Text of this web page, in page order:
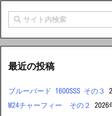
最近の投稿
ブルーバード 1600SSS その３
M24チャーフィー その２
2026